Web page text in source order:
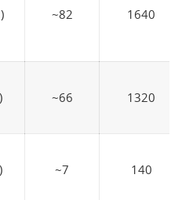
~82 1640
~66 1320
~7 140